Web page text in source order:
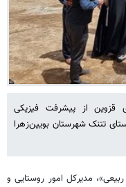
قزوین از پیشرفت فیزیکی
تتنک شهرستان بویین‌زهرا
مدیرکل امور روستایی و